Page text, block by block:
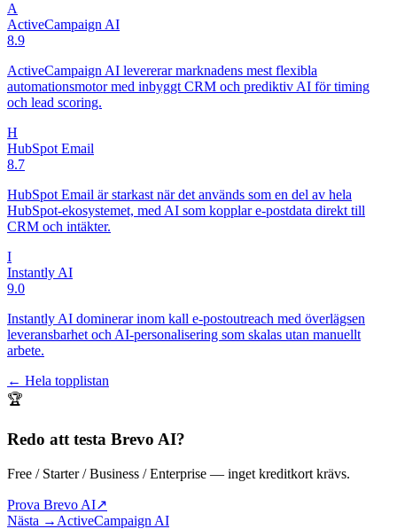
A
ActiveCampaign AI
8.9
ActiveCampaign AI levererar marknadens mest flexibla
automationsmotor med inbyggt CRM och prediktiv AI för timing
och lead scoring.
H
HubSpot Email
8.7
HubSpot Email är starkast när det används som en del av hela
HubSpot-ekosystemet, med AI som kopplar e-postdata direkt till
CRM och intäkter.
I
Instantly AI
9.0
Instantly AI dominerar inom kall e-postoutreach med överlägsen
leveransbarhet och AI-personalisering som skalas utan manuellt
arbete.
← Hela topplistan
🏆
Redo att testa Brevo AI?
Free / Starter / Business / Enterprise — inget kreditkort krävs.
Prova Brevo AI↗
Nästa → ActiveCampaign AI